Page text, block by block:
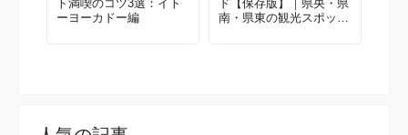
ト満喫のコツ3選：イト
ーヨーカドー編
ド【保存版】｜県央・県
南・県東の観光スポット